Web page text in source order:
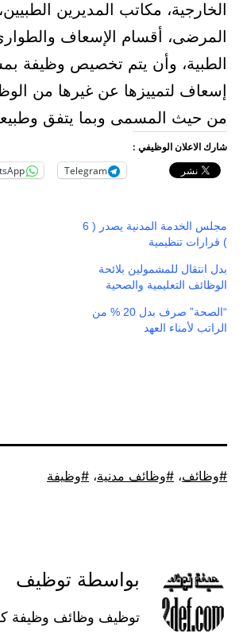
الخارجية، مكاتب المديرين
المرضى، أقسام الإسعاف
الطبية، وأن يتم تخصيص وظيفة
إسعاف لتمييزها عن غيرها من
من حيث المسمى وبما يتفق
شارك الاعلان الوظيفي :
Telegram
مجلس الخدمة المدنية يصدر ( 6
) قرارات تنظيمية
بدل انتقال للمشمولين بلائحة
الوظائف التعليمية والصحية
“الصحة” صرف بدل 20 % من
الراتب لأمناء العهد
موسوم
وظائف، وظائف مدنية، وظيفة
بواسطة توظيف
توظيف وظائف وظيفة